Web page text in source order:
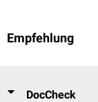
Empfehlung
DocCheck